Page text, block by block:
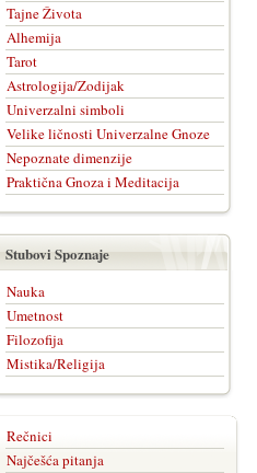
Tajne Života
Alhemija
Tarot
Astrologija/Zodijak
Univerzalni simboli
Velike ličnosti Univerzalne Gnoze
Nepoznate dimenzije
Praktična Gnoza i Meditacija
Stubovi Spoznaje
Nauka
Umetnost
Filozofija
Mistika/Religija
Rečnici
Najčešća pitanja